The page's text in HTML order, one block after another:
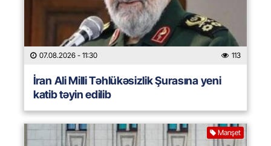
07.08.2026 - 11:30 113
İran Ali Milli Təhlükəsizlik Şurasına yeni
katib təyin edilib
Manşet